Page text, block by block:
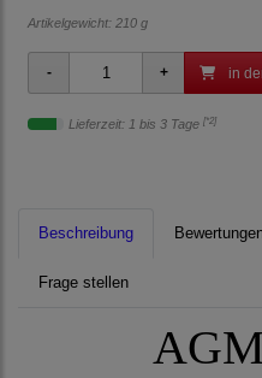
Artikelgewicht: 210 g
in
Lieferzeit: 1 bis 3 Tage [*2]
Beschreibung
Frage stellen